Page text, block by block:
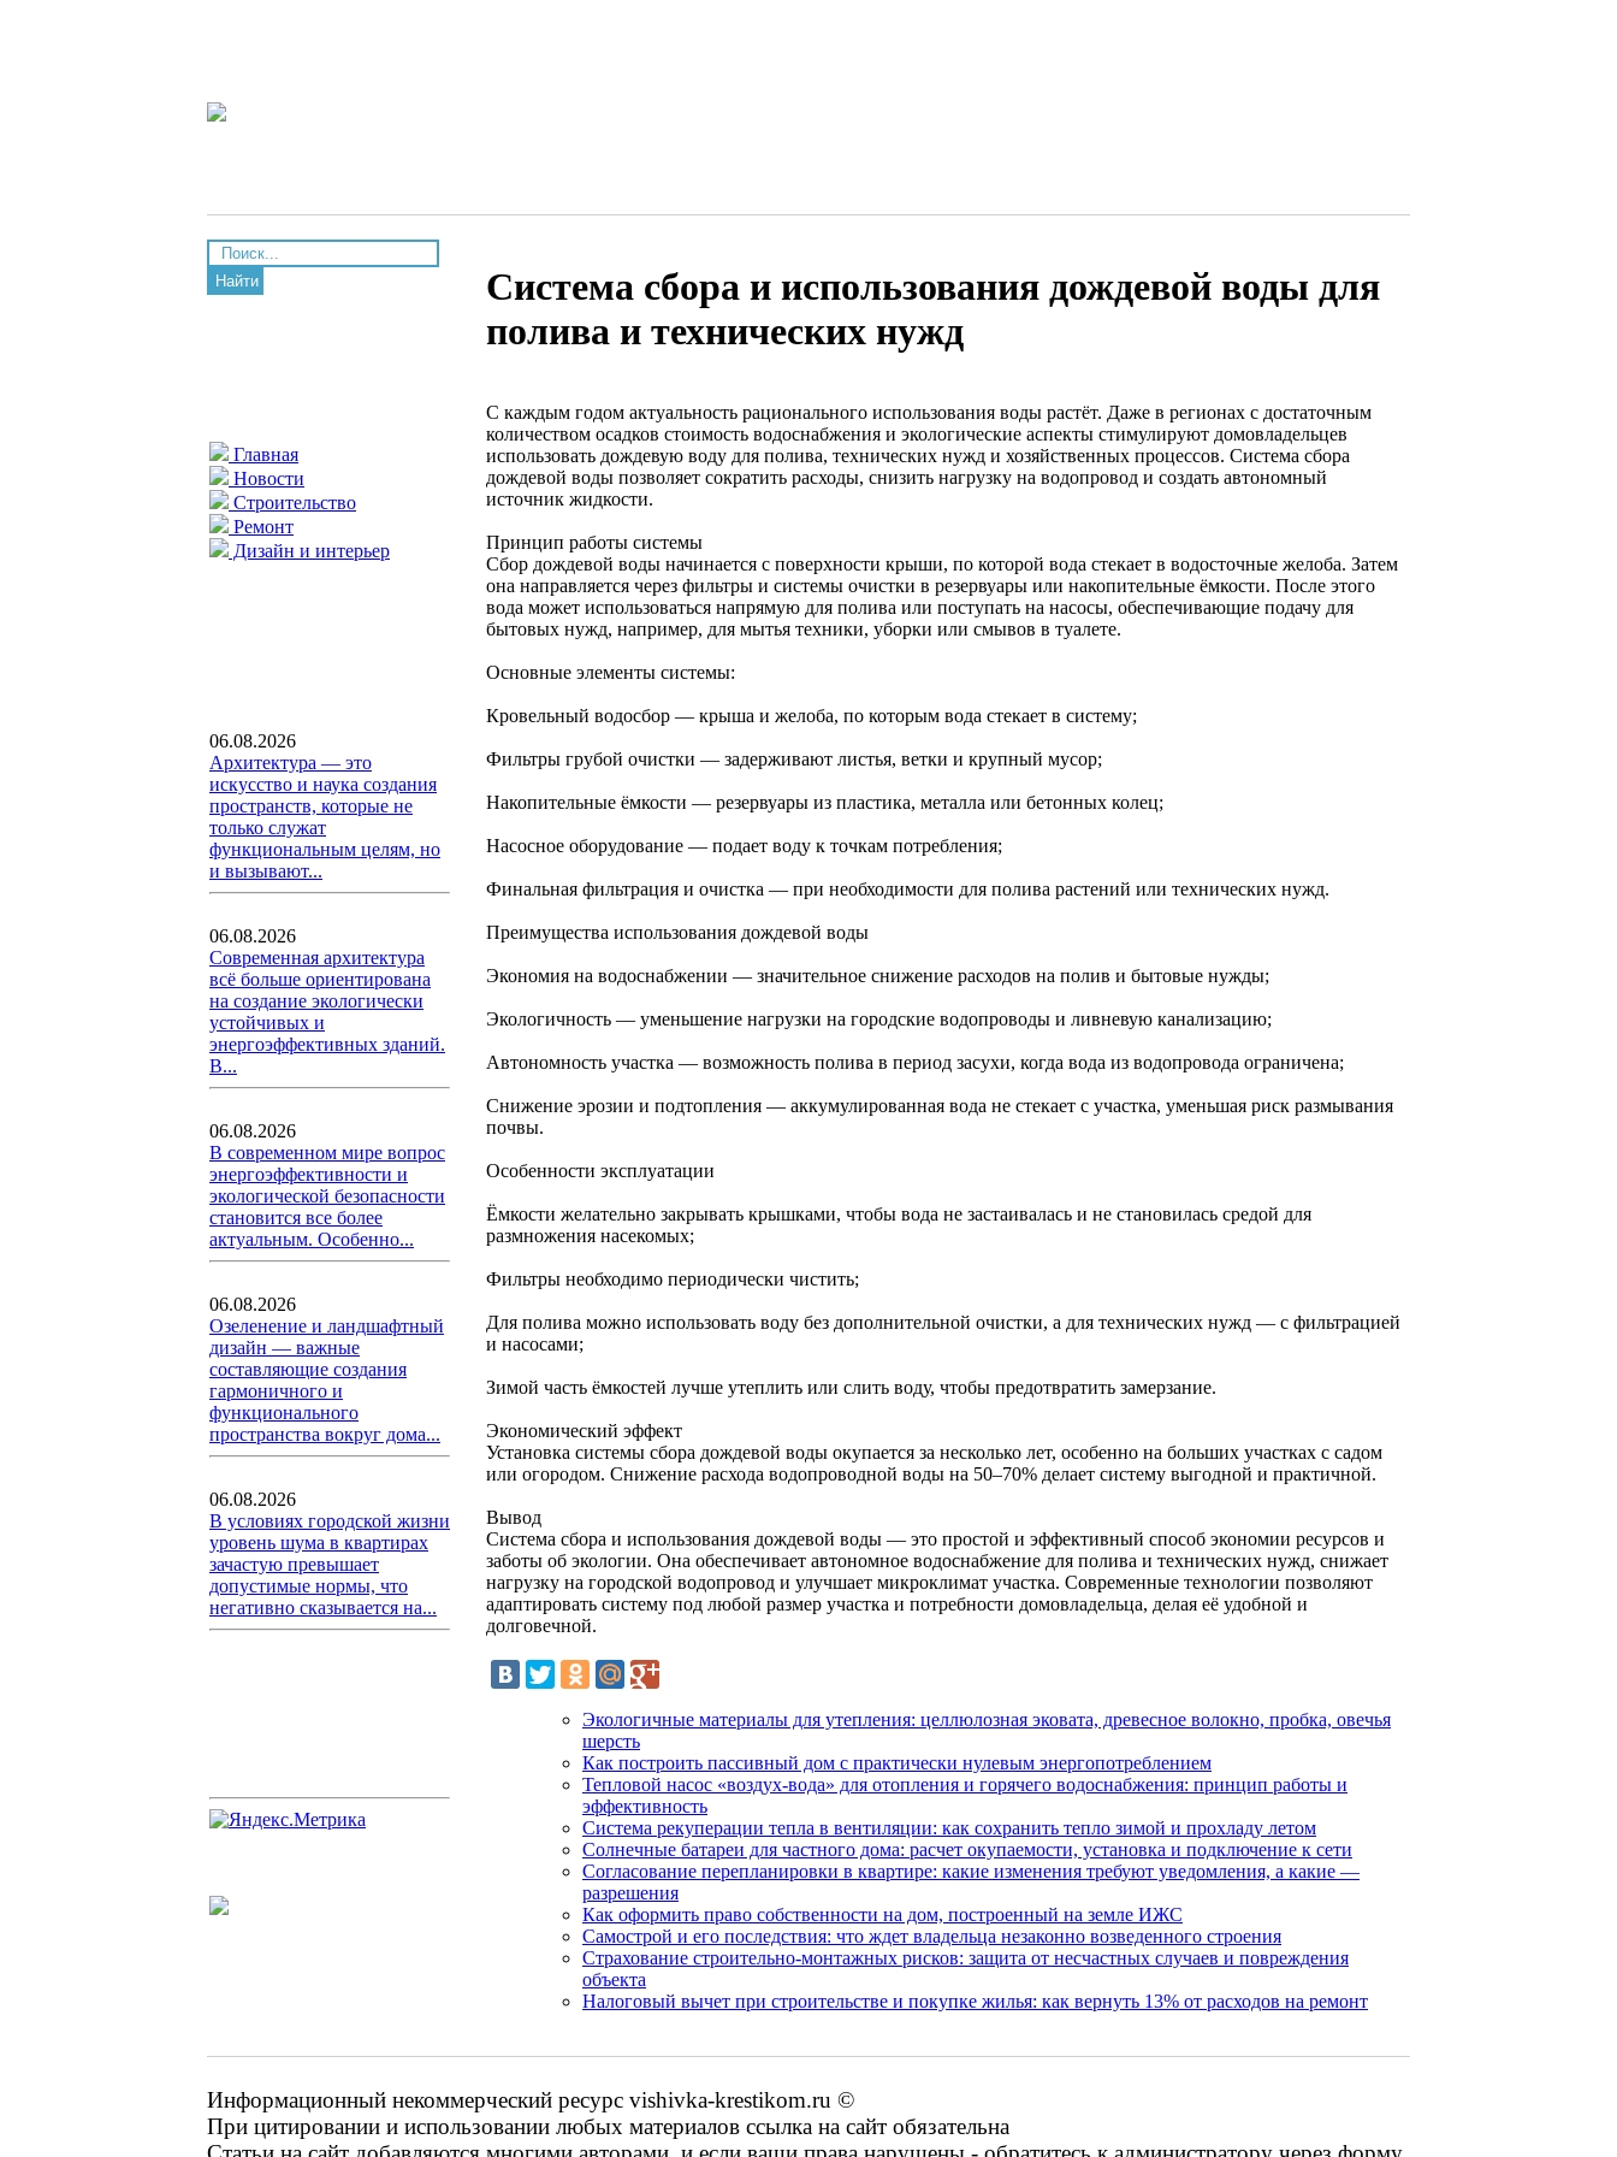
Найти
Главная
Новости
Строительство
Ремонт
Дизайн и интерьер
06.08.2026
Архитектура — это
искусство и наука создания
пространств, которые не
только служат
функциональным целям, но
и вызывают...
06.08.2026
Современная архитектура
всё больше ориентирована
на создание экологически
устойчивых и
энергоэффективных зданий.
В...
06.08.2026
В современном мире вопрос
энергоэффективности и
экологической безопасности
становится все более
актуальным. Особенно...
06.08.2026
Озеленение и ландшафтный
дизайн — важные
составляющие создания
гармоничного и
функционального
пространства вокруг дома...
06.08.2026
В условиях городской жизни
уровень шума в квартирах
зачастую превышает
допустимые нормы, что
негативно сказывается на...
Система сбора и использования дождевой воды для
полива и технических нужд
С каждым годом актуальность рационального использования воды растёт. Даже в регионах с достаточным
количеством осадков стоимость водоснабжения и экологические аспекты стимулируют домовладельцев
использовать дождевую воду для полива, технических нужд и хозяйственных процессов. Система сбора
дождевой воды позволяет сократить расходы, снизить нагрузку на водопровод и создать автономный
источник жидкости.
Принцип работы системы
Сбор дождевой воды начинается с поверхности крыши, по которой вода стекает в водосточные желоба. Затем
она направляется через фильтры и системы очистки в резервуары или накопительные ёмкости. После этого
вода может использоваться напрямую для полива или поступать на насосы, обеспечивающие подачу для
бытовых нужд, например, для мытья техники, уборки или смывов в туалете.
Основные элементы системы:
Кровельный водосбор — крыша и желоба, по которым вода стекает в систему;
Фильтры грубой очистки — задерживают листья, ветки и крупный мусор;
Накопительные ёмкости — резервуары из пластика, металла или бетонных колец;
Насосное оборудование — подает воду к точкам потребления;
Финальная фильтрация и очистка — при необходимости для полива растений или технических нужд.
Преимущества использования дождевой воды
Экономия на водоснабжении — значительное снижение расходов на полив и бытовые нужды;
Экологичность — уменьшение нагрузки на городские водопроводы и ливневую канализацию;
Автономность участка — возможность полива в период засухи, когда вода из водопровода ограничена;
Снижение эрозии и подтопления — аккумулированная вода не стекает с участка, уменьшая риск размывания
почвы.
Особенности эксплуатации
Ёмкости желательно закрывать крышками, чтобы вода не застаивалась и не становилась средой для
размножения насекомых;
Фильтры необходимо периодически чистить;
Для полива можно использовать воду без дополнительной очистки, а для технических нужд — с фильтрацией
и насосами;
Зимой часть ёмкостей лучше утеплить или слить воду, чтобы предотвратить замерзание.
Экономический эффект
Установка системы сбора дождевой воды окупается за несколько лет, особенно на больших участках с садом
или огородом. Снижение расхода водопроводной воды на 50–70% делает систему выгодной и практичной.
Вывод
Система сбора и использования дождевой воды — это простой и эффективный способ экономии ресурсов и
заботы об экологии. Она обеспечивает автономное водоснабжение для полива и технических нужд, снижает
нагрузку на городской водопровод и улучшает микроклимат участка. Современные технологии позволяют
адаптировать систему под любой размер участка и потребности домовладельца, делая её удобной и
долговечной.
Экологичные материалы для утепления: целлюлозная эковата, древесное волокно, пробка, овечья
шерсть
Как построить пассивный дом с практически нулевым энергопотреблением
Тепловой насос «воздух-вода» для отопления и горячего водоснабжения: принцип работы и
эффективность
Система рекуперации тепла в вентиляции: как сохранить тепло зимой и прохладу летом
Солнечные батареи для частного дома: расчет окупаемости, установка и подключение к сети
Согласование перепланировки в квартире: какие изменения требуют уведомления, а какие —
разрешения
Как оформить право собственности на дом, построенный на земле ИЖС
Самострой и его последствия: что ждет владельца незаконно возведенного строения
Страхование строительно-монтажных рисков: защита от несчастных случаев и повреждения
объекта
Налоговый вычет при строительстве и покупке жилья: как вернуть 13% от расходов на ремонт
Информационный некоммерческий ресурс vishivka-krestikom.ru ©
При цитировании и использовании любых материалов ссылка на сайт обязательна